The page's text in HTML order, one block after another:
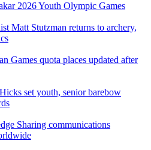
2026 Youth Olympic Games
Matt Stutzman returns to archery,
Games quota places updated after
set youth, senior barebow
Sharing communications